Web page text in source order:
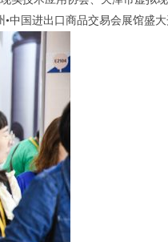
中国进出口商品交易会展馆盛大